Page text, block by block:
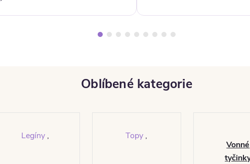
Oblíbené kategorie
Legíny , Topy ,
Vonné